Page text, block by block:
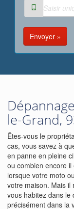
Envoyer »
le-Grand,
Êtes-vous le
cas, vous savez à
en panne en pleine
ou combien encore
lorsque votre moto
votre maison. Mais il
vous habitez dans le
précisément dans la